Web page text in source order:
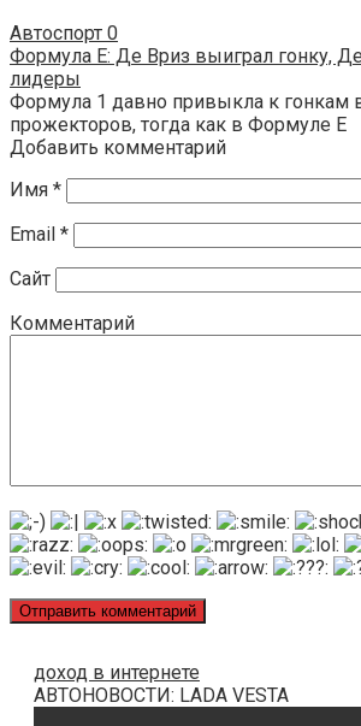
Автоспорт 0
Формула E: Де Вриз выиграл гонку,
лидеры
Формула 1 давно привыкла к гонкам
прожекторов, тогда как в Формуле E
Добавить комментарий
Имя *
Email *
Сайт
Комментарий
доход в интернете
АВТОНОВОСТИ: LADA VESTA